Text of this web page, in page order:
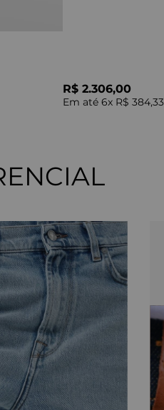
R$ 2.306,00
Em até 6x R$ 384,33